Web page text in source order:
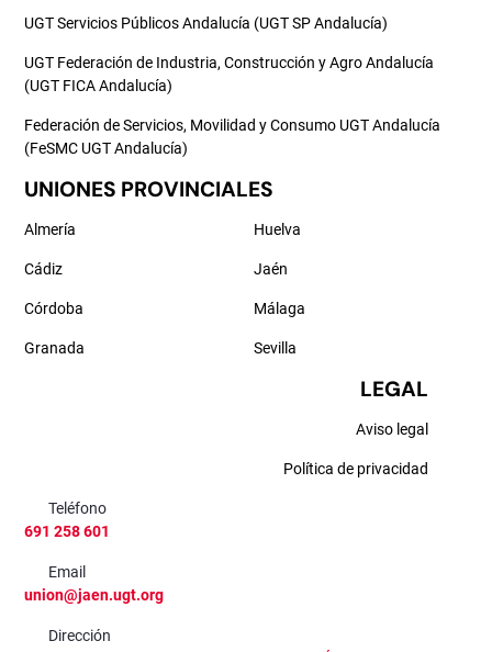
UGT Servicios Públicos Andalucía (UGT SP Andalucía)
UGT Federación de Industria, Construcción y Agro Andalucía
(UGT FICA Andalucía)
Federación de Servicios, Movilidad y Consumo UGT Andalucía
(FeSMC UGT Andalucía)
UNIONES PROVINCIALES
Almería
Cádiz
Córdoba
Granada
Huelva
Jaén
Málaga
Sevilla
LEGAL
Aviso legal
Política de privacidad
Teléfono
691 258 601
Email
union@jaen.ugt.org
Dirección